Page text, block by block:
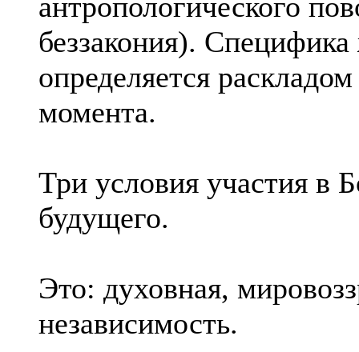
беззакония).
определяется
момента.
Три условия участия в
будущего.
Это: духовная,
независимость.